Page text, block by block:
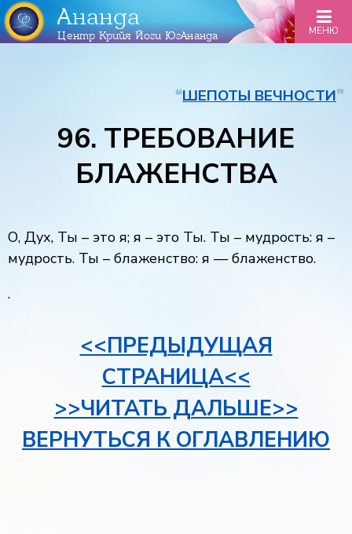
Ананда
Центр Крийя Йоги ЮгАнанда МЕНЮ
❝ШЕПОТЫ ВЕЧНОСТИ❞
96. ТРЕБОВАНИЕ
БЛАЖЕНСТВА
О, Дух, Ты – это я; я – это Ты. Ты – мудрость: я –
мудрость. Ты – блаженство: я — блаженство.
.
<<ПРЕДЫДУЩАЯ
СТРАНИЦА<<
>>ЧИТАТЬ ДАЛЬШЕ>>
ВЕРНУТЬСЯ К ОГЛАВЛЕНИЮ